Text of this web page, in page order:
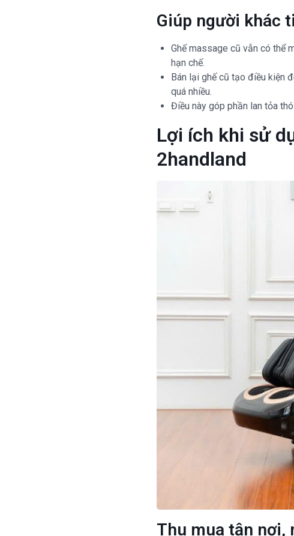
Giúp người khác
Ghế massage cũ vẫn có thể
hạn chế.
Bán lại ghế cũ tạo điều kiện
quá nhiều.
Điều này góp phần lan tỏa
Lợi ích khi sử
2handland
Thu mua tận nơi,